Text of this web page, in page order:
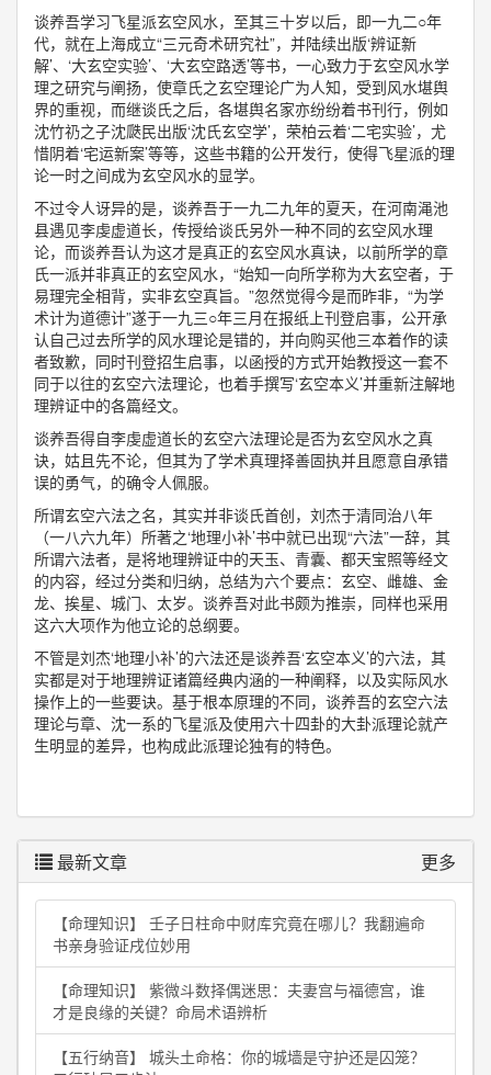
谈养吾学习飞星派玄空风水，至其三十岁以后，即一九二○年
代，就在上海成立“三元奇术研究社”，并陆续出版‘辨证新
解’、‘大玄空实验’、‘大玄空路透’等书，一心致力于玄空风水学
理之研究与阐扬，使章氏之玄空理论广为人知，受到风水堪舆
界的重视，而继谈氏之后，各堪舆名家亦纷纷着书刊行，例如
沈竹礽之子沈瓞民出版‘沈氏玄空学’，荣柏云着‘二宅实验’，尤
惜阴着‘宅运新案’等等，这些书籍的公开发行，使得飞星派的理
论一时之间成为玄空风水的显学。
不过令人讶异的是，谈养吾于一九二九年的夏天，在河南渑池
县遇见李虔虚道长，传授给谈氏另外一种不同的玄空风水理
论，而谈养吾认为这才是真正的玄空风水真诀，以前所学的章
氏一派并非真正的玄空风水，“始知一向所学称为大玄空者，于
易理完全相背，实非玄空真旨。”忽然觉得今是而昨非，“为学
术计为道德计”遂于一九三○年三月在报纸上刊登启事，公开承
认自己过去所学的风水理论是错的，并向购买他三本着作的读
者致歉，同时刊登招生启事，以函授的方式开始教授这一套不
同于以往的玄空六法理论，也着手撰写‘玄空本义’并重新注解地
理辨证中的各篇经文。
谈养吾得自李虔虚道长的玄空六法理论是否为玄空风水之真
诀，姑且先不论，但其为了学术真理择善固执并且愿意自承错
误的勇气，的确令人佩服。
所谓玄空六法之名，其实并非谈氏首创，刘杰于清同治八年
（一八六九年）所著之‘地理小补’书中就已出现“六法”一辞，其
所谓六法者，是将地理辨证中的天玉、青囊、都天宝照等经文
的内容，经过分类和归纳，总结为六个要点：玄空、雌雄、金
龙、挨星、城门、太岁。谈养吾对此书颇为推崇，同样也采用
这六大项作为他立论的总纲要。
不管是刘杰‘地理小补’的六法还是谈养吾‘玄空本义’的六法，其
实都是对于地理辨证诸篇经典内涵的一种阐释，以及实际风水
操作上的一些要诀。基于根本原理的不同，谈养吾的玄空六法
理论与章、沈一系的飞星派及使用六十四卦的大卦派理论就产
生明显的差异，也构成此派理论独有的特色。
最新文章 更多
【命理知识】 壬子日柱命中财库究竟在哪儿？我翻遍命
书亲身验证戌位妙用
【命理知识】 紫微斗数择偶迷思：夫妻宫与福德宫，谁
才是良缘的关键？命局术语辨析
【五行纳音】 城头土命格：你的城墙是守护还是囚笼？